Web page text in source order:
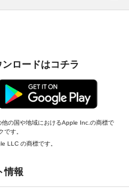
ロードはコチラ
の国や地域におけるApple Inc.の商標で
す。
LLC の商標です。
情報